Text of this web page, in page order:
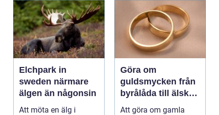
Elchpark in
sweden närmare
älgen än någonsin
Att möta en älg i
Göra om
guldsmycken från
byrålåda till älskad
favorit
Att göra om gamla